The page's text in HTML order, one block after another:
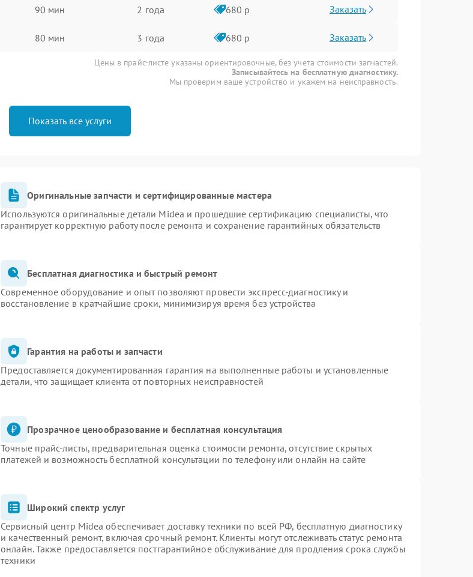
90 мин 2 года 680 р Заказать
80 мин 3 года 680 р Заказать
Цены в прайс-листе указаны ориентировочные, без учета стоимости запчастей.
Записывайтесь на бесплатную диагностику.
Мы проверим ваше устройство и укажем на неисправность.
Показать все услуги
Оригинальные запчасти и сертифицированные мастера
Используются оригинальные детали Midea и прошедшие сертификацию специалисты, что
гарантирует корректную работу после ремонта и сохранение гарантийных обязательств
Бесплатная диагностика и быстрый ремонт
Современное оборудование и опыт позволяют провести экспресс-диагностику и
восстановление в кратчайшие сроки, минимизируя время без устройства
Гарантия на работы и запчасти
Предоставляется документированная гарантия на выполненные работы и установленные
детали, что защищает клиента от повторных неисправностей
Прозрачное ценообразование и бесплатная консультация
Точные прайс-листы, предварительная оценка стоимости ремонта, отсутствие скрытых
платежей и возможность бесплатной консультации по телефону или онлайн на сайте
Широкий спектр услуг
Сервисный центр Midea обеспечивает доставку техники по всей РФ, бесплатную диагностику
и качественный ремонт, включая срочный ремонт. Клиенты могут отслеживать статус ремонта
онлайн. Также предоставляется постгарантийное обслуживание для продления срока службы
техники